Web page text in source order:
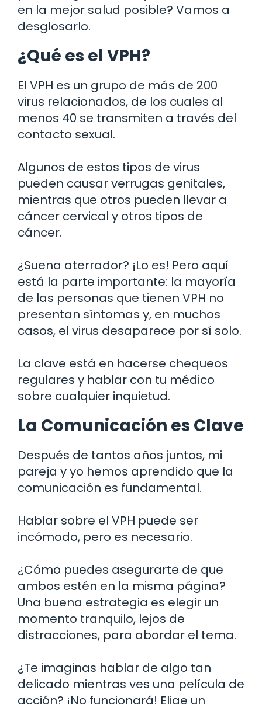
en la mejor salud posible? Vamos a
desglosarlo.
¿Qué es el VPH?
El VPH es un grupo de más de 200
virus relacionados, de los cuales al
menos 40 se transmiten a través del
contacto sexual.
Algunos de estos tipos de virus
pueden causar verrugas genitales,
mientras que otros pueden llevar a
cáncer cervical y otros tipos de
cáncer.
¿Suena aterrador? ¡Lo es! Pero aquí
está la parte importante: la mayoría
de las personas que tienen VPH no
presentan síntomas y, en muchos
casos, el virus desaparece por sí solo.
La clave está en hacerse chequeos
regulares y hablar con tu médico
sobre cualquier inquietud.
La Comunicación es Clave
Después de tantos años juntos, mi
pareja y yo hemos aprendido que la
comunicación es fundamental.
Hablar sobre el VPH puede ser
incómodo, pero es necesario.
¿Cómo puedes asegurarte de que
ambos estén en la misma página?
Una buena estrategia es elegir un
momento tranquilo, lejos de
distracciones, para abordar el tema.
¿Te imaginas hablar de algo tan
delicado mientras ves una película de
acción? ¡No funcionará! Elige un